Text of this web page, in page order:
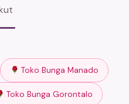
Toko Bunga Manado
Toko Bunga Gorontalo